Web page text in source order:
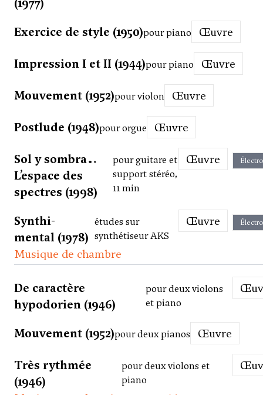
Exercice de style (1950)pour piano Œuvre
Impression I et II (1944)pour piano Œuvre
Mouvement (1952)pour violon Œuvre
Postlude (1948)pour orgue Œuvre
Sol y sombra…
L’espace des
spectres (1998)
pour guitare et
support stéréo,
11 min
Œuvre
Synthi-
mental (1978)
études sur
synthétiseur AKS
Œuvre
Musique de chambre
De caractère
hypodorien (1946)
pour deux violons
et piano
Mouvement (1952)pour deux pianos Œuvre
Très rythmée
(1946)
pour deux violons et
piano